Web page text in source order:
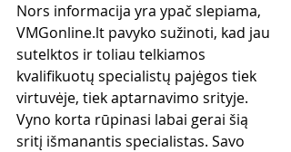
Nors informacija yra ypač slepiama,
VMGonline.lt pavyko sužinoti, kad jau
sutelktos ir toliau telkiamos
kvalifikuotų specialistų pajėgos tiek
virtuvėje, tiek aptarnavimo srityje.
Vyno korta rūpinasi labai gerai šią
sritį išmanantis specialistas. Savo